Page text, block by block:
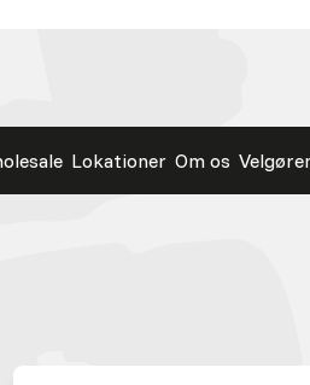
Lokationer Om os